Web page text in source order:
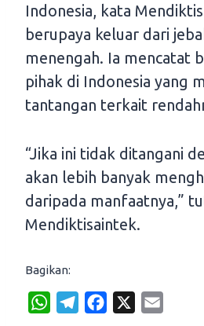
Indonesia, kata
berupaya keluar dari
menengah. Ia mencatat
pihak di Indonesia yang
tantangan terkait
“Jika ini tidak ditangani
akan lebih banyak
daripada manfaatnya,”
Mendiktisaintek.
Bagikan:
W